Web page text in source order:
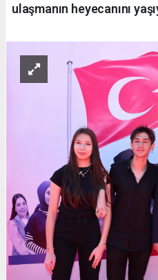
ulaşmanın heyecanını